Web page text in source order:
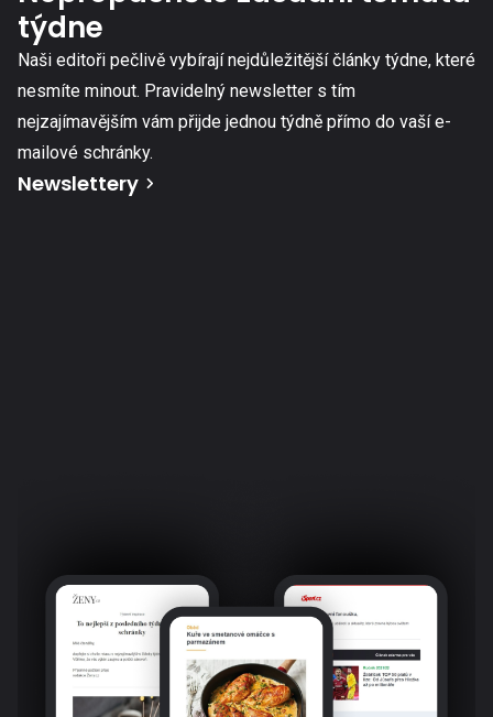
týdne
Naši editoři pečlivě vybírají nejdůležitější články týdne, které
nesmíte minout. Pravidelný newsletter s tím
nejzajímavějším vám přijde jednou týdně přímo do vaší e-
mailové schránky.
Newslettery